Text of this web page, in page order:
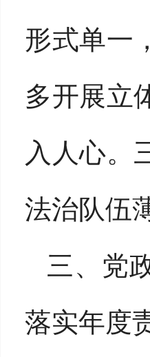
形式单一
多开展立
入人心。
法治队伍
三、党
落实年度